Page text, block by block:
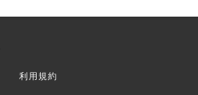
利用規約